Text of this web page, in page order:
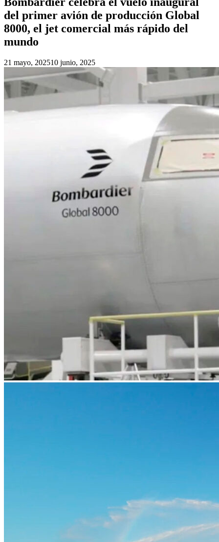
del primer avión de producción Global
8000, el jet comercial más rápido del
mundo
21 mayo, 202510 junio, 2025